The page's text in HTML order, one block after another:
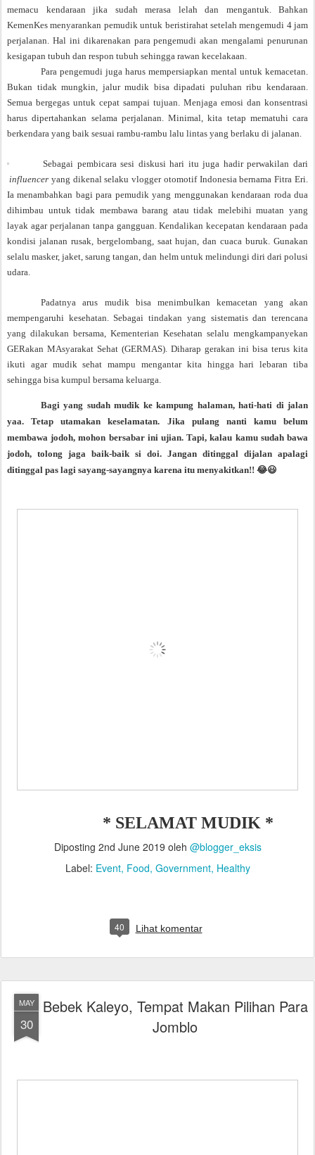
memacu kendaraan jika sudah merasa lelah dan mengantuk. Bahkan
KemenKes menyarankan pemudik untuk beristirahat setelah mengemudi 4 jam
perjalanan. Hal ini dikarenakan para pengemudi akan mengalami penurunan
kesigapan tubuh dan respon tubuh sehingga rawan kecelakaan.
Para pengemudi juga harus mempersiapkan mental untuk kemacetan.
Bukan tidak mungkin, jalur mudik bisa dipadati puluhan ribu kendaraan.
Semua bergegas untuk cepat sampai tujuan. Menjaga emosi dan konsentrasi
harus dipertahankan selama perjalanan. Minimal, kita tetap mematuhi cara
berkendara yang baik sesuai rambu-rambu lalu lintas yang berlaku di jalanan.
Sebagai pembicara sesi diskusi hari itu juga hadir perwakilan dari
influencer yang dikenal selaku vlogger otomotif Indonesia bernama Fitra Eri.
Ia menambahkan bagi para pemudik yang menggunakan kendaraan roda dua
dihimbau untuk tidak membawa barang atau tidak melebihi muatan yang
layak agar perjalanan tanpa gangguan. Kendalikan kecepatan kendaraan pada
kondisi jalanan rusak, bergelombang, saat hujan, dan cuaca buruk. Gunakan
selalu masker, jaket, sarung tangan, dan helm untuk melindungi diri dari polusi
udara.
Padatnya arus mudik bisa menimbulkan kemacetan yang akan
mempengaruhi kesehatan. Sebagai tindakan yang sistematis dan terencana
yang dilakukan bersama, Kementerian Kesehatan selalu mengkampanyekan
GERakan MAsyarakat Sehat (GERMAS). Diharap gerakan ini bisa terus kita
ikuti agar mudik sehat mampu mengantar kita hingga hari lebaran tiba
sehingga bisa kumpul bersama keluarga.
Bagi yang sudah mudik ke kampung halaman, hati-hati di jalan
yaa. Tetap utamakan keselamatan. Jika pulang nanti kamu belum
membawa jodoh, mohon bersabar ini ujian. Tapi, kalau kamu sudah bawa
jodoh, tolong jaga baik-baik si doi. Jangan ditinggal dijalan apalagi
ditinggal pas lagi sayang-sayangnya karena itu menyakitkan!! 😂😃
* SELAMAT MUDIK *
Diposting 2nd June 2019 oleh @blogger_eksis
Label: Event Food Government Healthy
40 Lihat komentar
MAY
30
Bebek Kaleyo, Tempat Makan Pilihan Para
Jomblo